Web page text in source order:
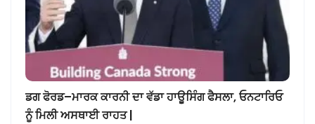
ਡਗ ਫੋਰਡ–ਮਾਰਕ ਕਾਰਨੀ ਦਾ ਵੱਡਾ ਹਾਊਸਿੰਗ ਫੈਸਲਾ, ਓਨਟਾਰਿਓ
ਨੂੰ ਮਿਲੀ ਅਸਥਾਈ ਰਾਹਤ |